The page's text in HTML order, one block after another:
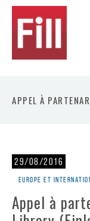
APPEL À
29/08/2016
Europe et
Appel à